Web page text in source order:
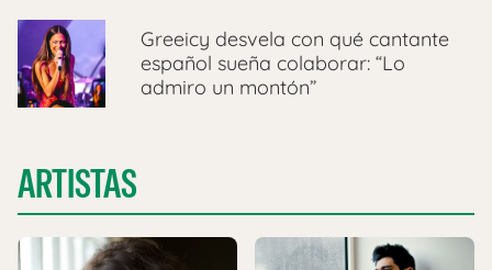
Greeicy desvela con qué cantante
español sueña colaborar: “Lo
admiro un montón”
ARTISTAS